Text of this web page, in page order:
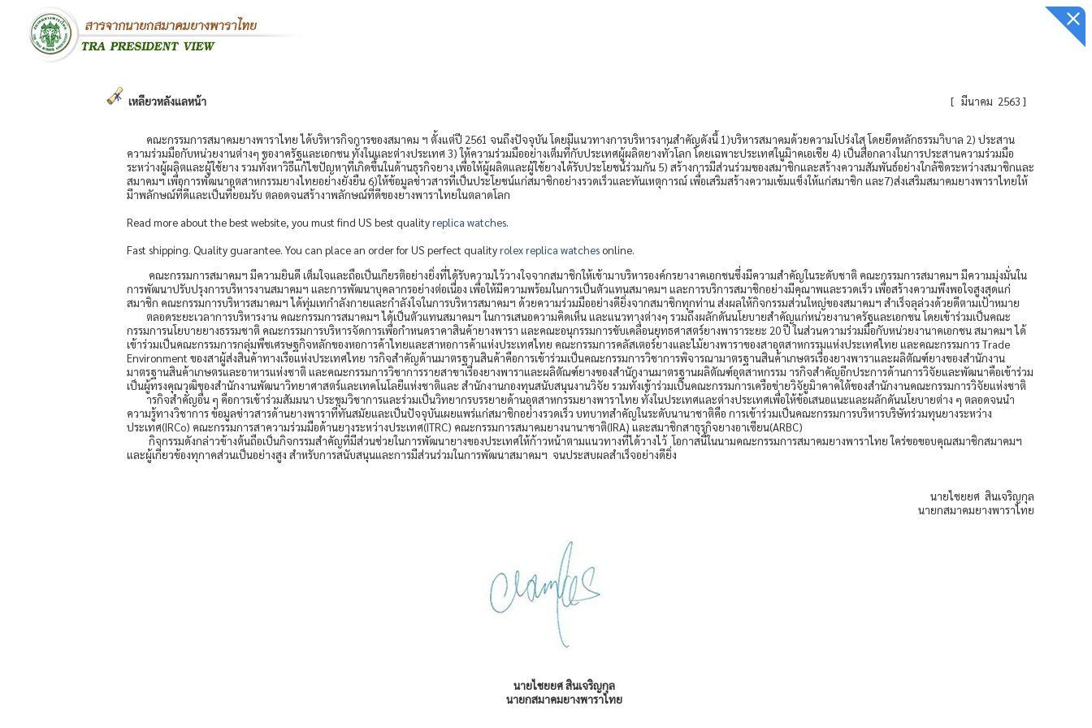
เหลียวหลังแลหน้า [ มีนาคม 2563 ]
คณะกรรมการสมาคมยางพาราไทย ได้บริหารกิจการของสมาคม ฯ ตั้งแต่ปี 2561 จนถึงปัจจุบัน โดยมีแนวทางการบริหารงานสำคัญดังนี้ 1)บริหารสมาคมด้วยความโปร่งใส โดยยึดหลักธรรมาิบาล 2) ประสาน
ความร่วมมือกับหน่วยงานต่างๆ ของาครัฐและเอกชน ทั้งในและต่างประเทศ 3) ให้ความร่วมมืออย่างเต็มที่กับประเทศผู้ผลิตยางทั่วโลก โดยเฉพาะประเทศในูมิาคเอเชีย 4) เป็นสื่อกลางในการประสานความร่วมมือ
ระหว่างผู้ผลิตและผู้ใช้ยาง รวมทั้งหาวิธีแก้ไขปัญหาที่เกิดขึ้นในด้านธุรกิจยาง เพื่อให้ผู้ผลิตและผู้ใช้ยางได้รับประโยชน์ร่วมกัน 5) สร้างการมีส่วนร่วมของสมาชิกและสร้างความสัมพันธ์อย่างใกล้ชิดระหว่างสมาชิกและ
สมาคมฯ เพื่อการพัฒนาอุตสาหกรรมยางไทยอย่างยั่งยืน 6)ให้ข้อมูลข่าวสารที่เป็นประโยชน์แก่สมาชิกอย่างรวดเร็วและทันเหตุการณ์ เพื่อเสริมสร้างความเข้มแข็งให้แก่สมาชิก และ7)ส่งเสริมสมาคมยางพาราไทยให้
มีาพลักษณ์ที่ดีและเป็นที่ยอมรับ ตลอดจนสร้างาพลักษณ์ที่ดีของยางพาราไทยในตลาดโลก
Read more about the best website, you must find US best qualityreplica watches.
Fast shipping. Quality guarantee. You can place an order for US perfect qualityrolex replica watchesonline.
คณะกรรมการสมาคมฯ มีความยินดี เต็มใจและถือเป็นเกียรติอย่างยิ่งที่ได้รับความไว้วางใจจากสมาชิกให้เข้ามาบริหารองค์กรยางาคเอกชนซึ่งมีความสำคัญในระดับชาติ คณะกรรมการสมาคมฯ มีความมุ่งมั่นใน
การพัฒนาปรับปรุงการบริหารงานสมาคมฯ และการพัฒนาบุคลากรอย่างต่อเนื่อง เพื่อให้มีความพร้อมในการเป็นตัวแทนสมาคมฯ และการบริการสมาชิกอย่างมีคุณาพและรวดเร็ว เพื่อสร้างความพึงพอใจสูงสุดแก่
สมาชิก คณะกรรมการบริหารสมาคมฯ ได้ทุ่มเทกำลังกายและกำลังใจในการบริหารสมาคมฯ ด้วยความร่วมมืออย่างดียิ่งจากสมาชิกทุกท่าน ส่งผลให้กิจกรรมส่วนใหญ่ของสมาคมฯ สำเร็จลุล่วงด้วยดีตามเป้าหมาย
ตลอดระยะเวลาการบริหารงาน คณะกรรมการสมาคมฯ ได้เป็นตัวแทนสมาคมฯ ในการเสนอความคิดเห็น และแนวทางต่างๆ รวมถึงผลักดันนโยบายสำคัญแก่หน่วยงานาครัฐและเอกชน โดยเข้าร่วมเป็นคณะ
กรรมการนโยบายยางธรรมชาติ คณะกรรมการบริหารจัดการเพื่อกำหนดราคาสินค้ายางพารา และคณะอนุกรรมการขับเคลื่อนยุทธศาสตร์ยางพาราระยะ 20 ปี ในส่วนความร่วมมือกับหน่วยงานาคเอกชน สมาคมฯ ได้
เข้าร่วมเป็นคณะกรรมการกลุ่มพืชเศรษฐกิจหลักของหอการค้าไทยและสาหอการค้าแห่งประเทศไทย คณะกรรมการคลัสเตอร์ยางและไม้ยางพาราของสาอุตสาหกรรมแห่งประเทศไทย และคณะกรรมการ Trade
Environment ของสาผู้ส่งสินค้าทางเรือแห่งประเทศไทย ารกิจสำคัญด้านมาตรฐานสินค้าคือการเข้าร่วมเป็นคณะกรรมการวิชาการพิจารณามาตรฐานสินค้าเกษตรเรื่องยางพาราและผลิตัณฑ์ยางของสำนักงาน
มาตรฐานสินค้าเกษตรและอาหารแห่งชาติ และคณะกรรมการวิชาการรายสาขาเรื่องยางพาราและผลิตัณฑ์ยางของสำนักงานมาตรฐานผลิตัณฑ์อุตสาหกรรม ารกิจสำคัญอีกประการด้านการวิจัยและพัฒนาคือเข้าร่วม
เป็นผู้ทรงคุณวุฒิของสำนักงานพัฒนาวิทยาศาสตร์และเทคโนโลยีแห่งชาติและ สำนักงานกองทุนสนับสนุนงานวิจัย รวมทั้งเข้าร่วมเป็นคณะกรรมการเครือข่ายวิจัยูมิาคาคใต้ของสำนักงานคณะกรรมการวิจัยแห่งชาติ
ารกิจสำคัญอื่น ๆ คือการเข้าร่วมสัมมนา ประชุมวิชาการและร่วมเป็นวิทยากรบรรยายด้านอุตสาหกรรมยางพาราไทย ทั้งในประเทศและต่างประเทศเพื่อให้ข้อเสนอแนะและผลักดันนโยบายต่าง ๆ ตลอดจนนำ
ความรู้ทางวิชาการ ข้อมูลข่าวสารด้านยางพาราที่ทันสมัยและเป็นปัจจุบันเผยแพร่แก่สมาชิกอย่างรวดเร็ว บทบาทสำคัญในระดับนานาชาติคือ การเข้าร่วมเป็นคณะกรรมการบริหารบริษัทร่วมทุนยางระหว่าง
ประเทศ(IRCo) คณะกรรมการสาความร่วมมือด้านยางระหว่างประเทศ(ITRC) คณะกรรมการสมาคมยางนานาชาติ(IRA) และสมาชิกสาธุรกิจยางอาเซียน(ARBC)
กิจกรรมดังกล่าวข้างต้นถือเป็นกิจกรรมสำคัญที่มีส่วนช่วยในการพัฒนายางของประเทศให้ก้าวหน้าตามแนวทางที่ได้วางไว้ โอกาสนี้ในนามคณะกรรมการสมาคมยางพาราไทย ใคร่ขอขอบคุณสมาชิกสมาคมฯ
และผู้เกี่ยวข้องทุกาคส่วนเป็นอย่างสูง สำหรับการสนับสนุนและการมีส่วนร่วมในการพัฒนาสมาคมฯ จนประสบผลสำเร็จอย่างดียิ่ง
นายไชยยศ สินเจริญกุล
นายกสมาคมยางพาราไทย
นายไชยยศ สินเจริญกุล
นายกสมาคมยางพาราไทย